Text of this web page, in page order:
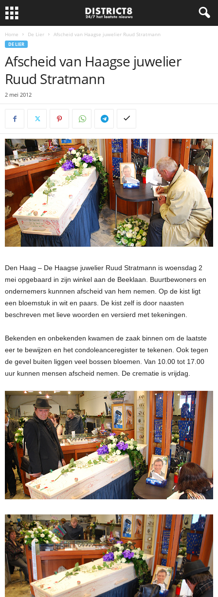
Home De Lier Afscheid van Haagse juwelier Ruud Stratmann
DE LIER
Afscheid van Haagse juwelier
Ruud Stratmann
2 mei 2012
Den Haag – De Haagse juwelier Ruud Stratmann is woensdag 2
mei opgebaard in zijn winkel aan de Beeklaan. Buurtbewoners en
ondernemers kunnnen afscheid van hem nemen. Op de kist ligt
een bloemstuk in wit en paars. De kist zelf is door naasten
beschreven met lieve woorden en versierd met tekeningen.
Bekenden en onbekenden kwamen de zaak binnen om de laatste
eer te bewijzen en het condoleanceregister te tekenen. Ook tegen
de gevel buiten liggen veel bossen bloemen. Van 10.00 tot 17.00
uur kunnen mensen afscheid nemen. De crematie is vrijdag.